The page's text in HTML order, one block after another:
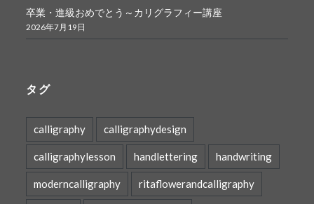
卒業・進級おめでとう～カリグラフィー講座
2026年7月19日
タグ
calligraphy calligraphydesign
calligraphylesson handlettering handwriting
moderncalligraphy ritaflowerandcalligraphy